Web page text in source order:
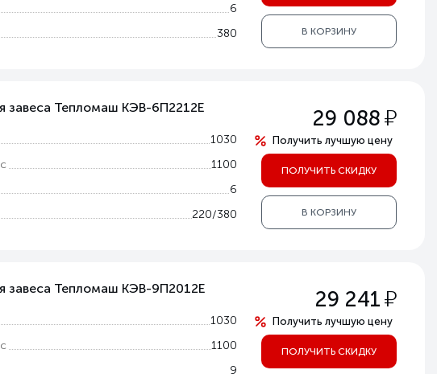
6
380 В КОРЗИНУ
завеса Тепломаш КЭВ-6П2212Е
1030
1100
6
220/380
29 088у
Получить лучшую цену
ПОЛУЧИТЬ СКИДКУ
В КОРЗИНУ
завеса Тепломаш КЭВ-9П2012Е
1030
1100
9
29 241у
Получить лучшую цену
ПОЛУЧИТЬ СКИДКУ